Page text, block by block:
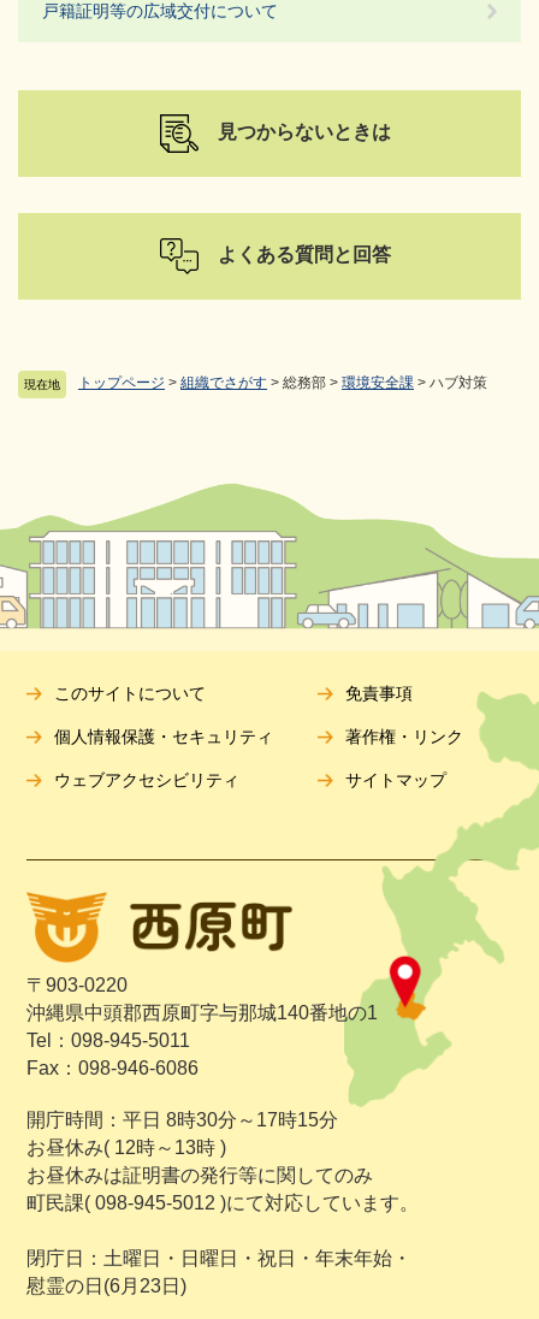
現在地 トップページ > 組織でさがす > 総務部 > 環境安全課 > ハブ対策
戸籍証明等の広域交付について
見つからないときは
よくある質問と回答
〒903-0220
沖縄県中頭郡西原町字与那城140番地の1
Tel：098-945-5011
Fax：098-946-6086
開庁時間：平日 8時30分～17時15分
お昼休み( 12時～13時 )
お昼休みは証明書の発行等に関してのみ
町民課( 098-945-5012 )にて対応しています。
閉庁日：土曜日・日曜日・祝日・年末年始・
慰霊の日(6月23日)
このサイトについて 免責事項
個人情報保護・セキュリティ 著作権・リンク
ウェブアクセシビリティ サイトマップ